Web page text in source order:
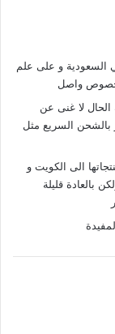
السعودية و على علم
واصل
الحال لا غنى عن
بالشحن السريع مثل
الى الكويت و
بالعادة قليلة